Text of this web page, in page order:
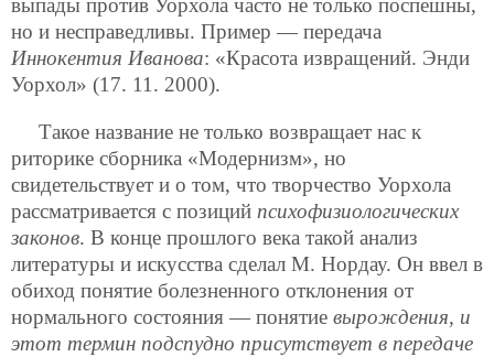
выпады против Уорхола часто не только поспешны,
но и несправедливы. Пример — передача
Иннокентия Иванова: «Красота извращений. Энди
Уорхол» (17. 11. 2000).
Такое название не только возвращает нас к
риторике сборника «Модернизм», но
свидетельствует и о том, что творчество Уорхола
рассматривается с позиций психофизиологических
законов. В конце прошлого века такой анализ
литературы и искусства сделал М. Нордау. Он ввел в
обиход понятие болезненного отклонения от
нормального состояния — понятие вырождения, и
этот термин подспудно присутствует в передаче